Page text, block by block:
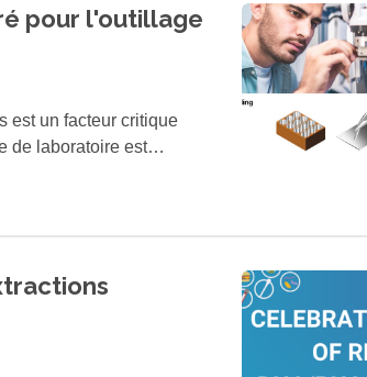
pour l'outillage
est un facteur critique
de laboratoire est